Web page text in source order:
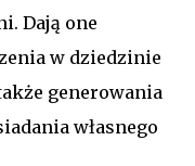
Dają one
w dziedzinie
generowania
własnego